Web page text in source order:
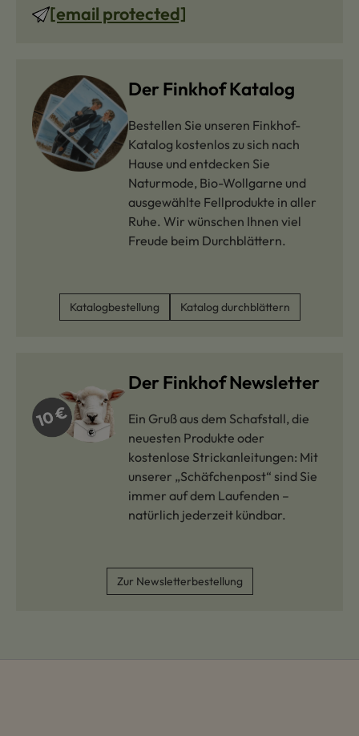
[email protected]
Der Finkhof Katalog
Bestellen Sie unseren Finkhof-
Katalog kostenlos zu sich nach
Hause und entdecken Sie
Naturmode, Bio-Wollgarne und
ausgewählte Fellprodukte in aller
Ruhe. Wir wünschen Ihnen viel
Freude beim Durchblättern.
Katalogbestellung Katalog durchblättern
Der Finkhof Newsletter
Ein Gruß aus dem Schafstall, die
neuesten Produkte oder
kostenlose Strickanleitungen: Mit
unserer „Schäfchenpost“ sind Sie
immer auf dem Laufenden –
natürlich jederzeit kündbar.
Zur Newsletterbestellung